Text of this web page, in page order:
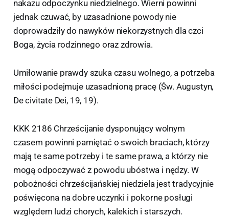
nakazu odpoczynku niedzielnego. Wierni powinni
jednak czuwać, by uzasadnione powody nie
doprowadziły do nawyków niekorzystnych dla czci
Boga, życia rodzinnego oraz zdrowia.
Umiłowanie prawdy szuka czasu wolnego, a potrzeba
miłości podejmuje uzasadnioną pracę (Św. Augustyn,
De civitate Dei, 19, 19).
KKK 2186 Chrześcijanie dysponujący wolnym
czasem powinni pamiętać o swoich braciach, którzy
mają te same potrzeby i te same prawa, a którzy nie
mogą odpoczywać z powodu ubóstwa i nędzy. W
pobożności chrześcijańskiej niedziela jest tradycyjnie
poświęcona na dobre uczynki i pokorne posługi
względem ludzi chorych, kalekich i starszych.